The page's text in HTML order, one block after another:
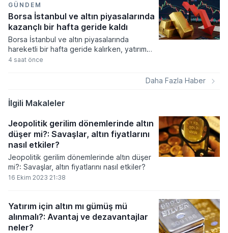
piyasalardaki enflasyon endişelerini canlı
tutuyor.
GÜNDEM
Borsa İstanbul ve altın piyasalarında
kazançlı bir hafta geride kaldı
Borsa İstanbul ve altın piyasalarında
hareketli bir hafta geride kalırken, yatırım
araçlarının büyük çoğunluğu yatırımcısına
çok ilgi gören ve değer kazanan varlıkları
arasında yer aldı.
4 saat önce
Daha Fazla Haber
İlgili Makaleler
Jeopolitik gerilim dönemlerinde altın
düşer mi?: Savaşlar, altın fiyatlarını
nasıl etkiler?
Jeopolitik gerilim dönemlerinde altın düşer
mi?: Savaşlar, altın fiyatlarını nasıl etkiler?
16 Ekim 2023 21:38
Yatırım için altın mı gümüş mü
alınmalı?: Avantaj ve dezavantajlar
neler?